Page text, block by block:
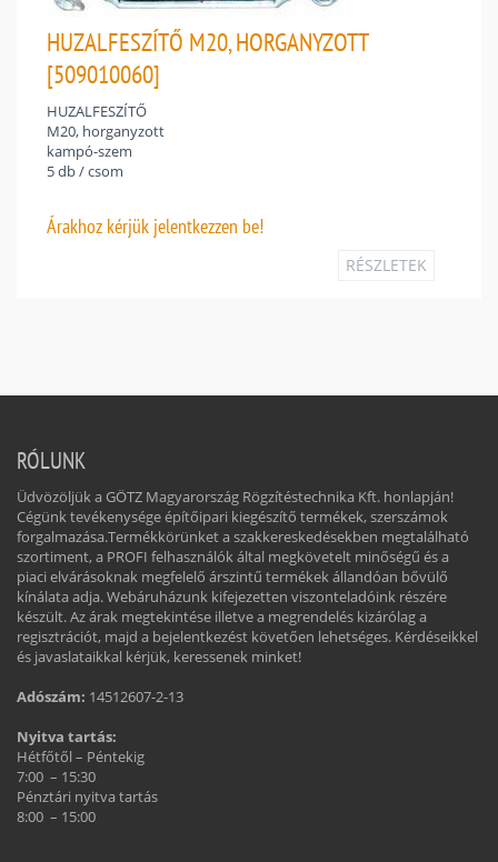
HUZALFESZÍTŐ M20, HORGANYZOTT
[509010060]
HUZALFESZÍTŐ
M20, horganyzott
kampó-szem
5 db / csom
Árakhoz kérjük jelentkezzen be!
RÉSZLETEK
RÓLUNK
Üdvözöljük a GÖTZ Magyarország Rögzítéstechnika Kft. honlapján!
Cégünk tevékenysége építőipari kiegészítő termékek, szerszámok
forgalmazása.Termékkörünket a szakkereskedésekben megtalálható
szortiment, a PROFI felhasználók által megkövetelt minőségű és a
piaci elvárásoknak megfelelő árszintű termékek állandóan bővülő
kínálata adja. Webáruházunk kifejezetten viszonteladóink részére
készült. Az árak megtekintése illetve a megrendelés kizárólag a
regisztrációt, majd a bejelentkezést követően lehetséges. Kérdéseikkel
és javaslataikkal kérjük, keressenek minket!
Adószám: 14512607-2-13
Nyitva tartás:
Hétfőtől – Péntekig
7:00 – 15:30
Pénztári nyitva tartás
8:00 – 15:00